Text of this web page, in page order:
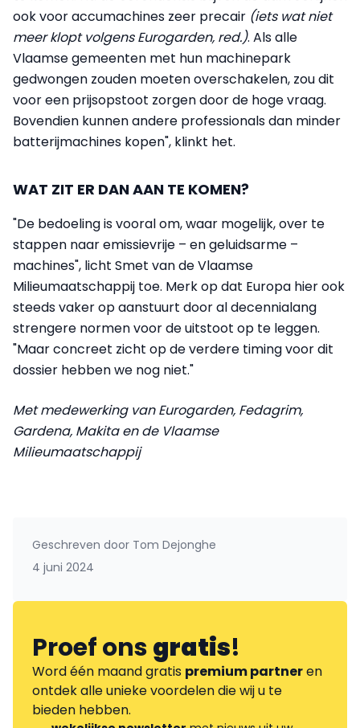
ook voor accumachines zeer precair (iets wat niet
meer klopt volgens Eurogarden, red.). Als alle
Vlaamse gemeenten met hun machinepark
gedwongen zouden moeten overschakelen, zou dit
voor een prijsopstoot zorgen door de hoge vraag.
Bovendien kunnen andere professionals dan minder
batterijmachines kopen", klinkt het.
WAT ZIT ER DAN AAN TE KOMEN?
"De bedoeling is vooral om, waar mogelijk, over te
stappen naar emissievrije – en geluidsarme –
machines", licht Smet van de Vlaamse
Milieumaatschappij toe. Merk op dat Europa hier ook
steeds vaker op aanstuurt door al decennialang
strengere normen voor de uitstoot op te leggen.
"Maar concreet zicht op de verdere timing voor dit
dossier hebben we nog niet."
Met medewerking van Eurogarden, Fedagrim,
Gardena, Makita en de Vlaamse
Milieumaatschappij
Geschreven door Tom Dejonghe
4 juni 2024
Proef onsgratis!
Word één maand gratis premium partneren
ontdek alle unieke voordelen die wij u te
bieden hebben.